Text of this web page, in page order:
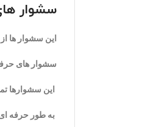
سشوار
این سشوار ها
سشوار های
این سشوارها
به طور حرفه